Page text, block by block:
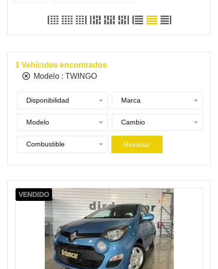
1 Vehículos encontrados
Modelo : TWINGO
Disponibilidad Marca
Modelo Cambio
Combustible Reiniciar
VENDIDO